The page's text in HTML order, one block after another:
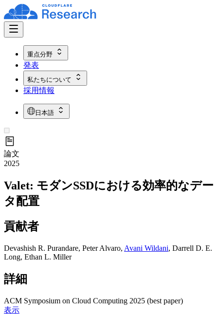
重点分野
発表
私たちについて
採用情報
日本語
論文
2025
Valet: モダンSSDにおける効率的なデー
タ配置
貢献者
Devashish R. Purandare, Peter Alvaro, Avani Wildani, Darrell D. E.
Long, Ethan L. Miller
詳細
ACM Symposium on Cloud Computing 2025 (best paper)
表示